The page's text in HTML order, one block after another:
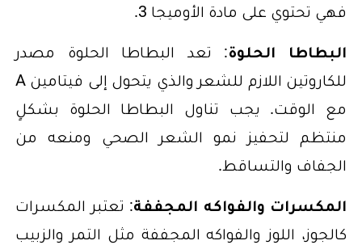
فهي تحتوي على مادة الأوميجا 3.
البطاطا الحلوة: تعد البطاطا الحلوة مصدر
للكاروتين اللازم للشعر والذي يتحول إلى فيتامين A
مع الوقت. يجب تناول البطاطا الحلوة بشكلٍ
منتظم لتحفيز نمو الشعر الصحي ومنعه من
الجفاف والتساقط.
المكسرات والفواكه المجففة: تعتبر المكسرات
كالجوز، اللوز والفواكه المجففة مثل التمر والزبيب